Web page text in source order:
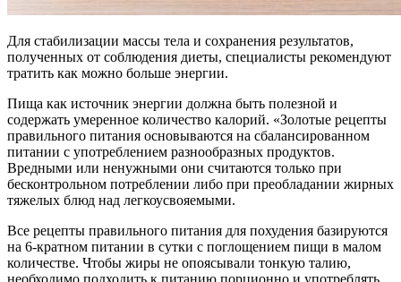
Для стабилизации массы тела и сохранения результатов,
полученных от соблюдения диеты, специалисты рекомендуют
тратить как можно больше энергии.
Пища как источник энергии должна быть полезной и
содержать умеренное количество калорий. «Золотые рецепты
правильного питания основываются на сбалансированном
питании с употреблением разнообразных продуктов.
Вредными или ненужными они считаются только при
бесконтрольном потреблении либо при преобладании жирных
тяжелых блюд над легкоусвояемыми.
Все рецепты правильного питания для похудения базируются
на 6-кратном питании в сутки с поглощением пищи в малом
количестве. Чтобы жиры не опоясывали тонкую талию,
необходимо подходить к питанию порционно и употреблять